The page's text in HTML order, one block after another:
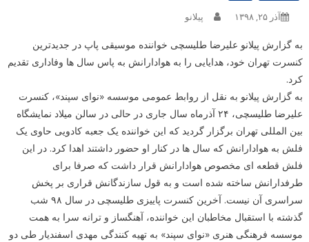
آذر ۲۵, ۱۳۹۸ پیلانو
به گزارش پیلانو علیرضا طلیسچی خواننده موسیقی پاپ در جدیدترین
کنسرت تهران خود، هدایایی را به هوادارانش به پاس سال ها وفاداری تقدیم
کرد.
به گزارش پیلانو به نقل از روابط عمومی موسسه «نوای سپند»، کنسرت
علیرضا طلیسچی، ۲۴ آذرماه سال جاری در حالی در سالن میلاد نمایشگاه
بین المللی تهران برگزار گردید که این خواننده یک جعبه کادویی حاوی یک
فلش به هوادارانش که سال ها در کنار او حضور داشتند اهدا کرد. در این
فلش قطعه ای مخصوص هوادارانش قرار داشت که صرفا برای
طرفدارانش ساخته شده است و به قول سازندگانش قراری بر پخش
سراسری آن نیست. آخرین کنسرت پاییزی طلیسچی در سال ۹۸ شب
گذشته با استقبال مخاطبان این خواننده، آهنگساز و ترانه سرا به همت
موسسه فرهنگی هنری «نوای سپند» به تهیه کنندگی مهدی اسفندیار طی دو